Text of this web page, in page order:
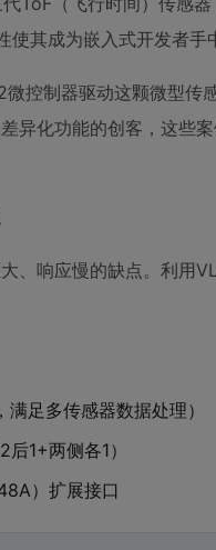
其成为嵌入式开发者手
控制器驱动这颗微型
异化功能的创客，这些
、响应慢的缺点。利
足多传感器数据处理）
1+两侧各1）
）扩展接口